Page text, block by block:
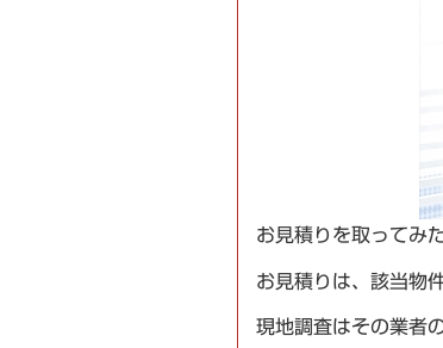
お見積りを取ってみ
お見積りは、該当物
現地調査はその業者